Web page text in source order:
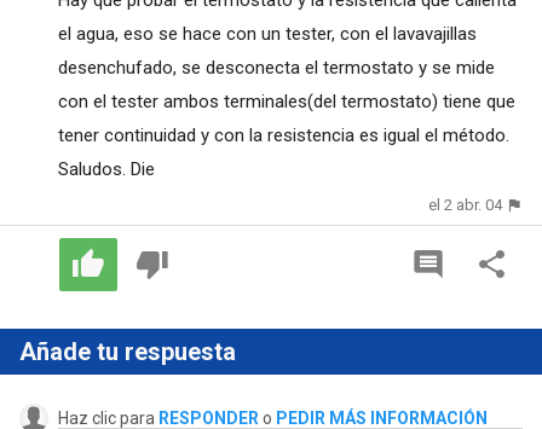
el agua, eso se hace con un tester, con el lavavajillas
desenchufado, se desconecta el termostato y se mide
con el tester ambos terminales(del termostato) tiene que
tener continuidad y con la resistencia es igual el método.
Saludos. Die
el 2 abr. 04
Añade tu respuesta
Haz clic para RESPONDER o PEDIR MÁS INFORMACIÓN